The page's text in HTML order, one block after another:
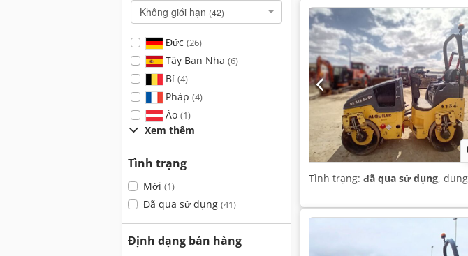
Không giới hạn (42)
Đức (26)
Tây Ban Nha (6)
Bỉ (4)
Pháp (4)
Áo (1)
Xem thêm
Tình trạng
Mới (1)
Đã qua sử dụng (41)
Định dạng bán hàng
Tình trạng: đã qua sử dụng,